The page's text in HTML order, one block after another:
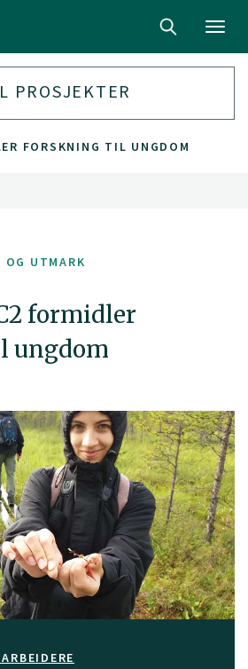
PROSJEKTER
FORSKNING TIL UNGDOM
UTMARK
formidler
ungdom